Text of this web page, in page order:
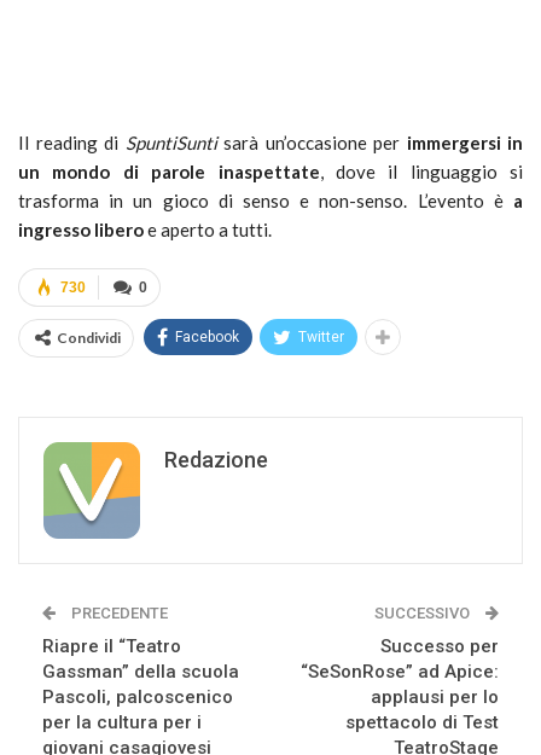
Il reading di SpuntiSuntisarà un’occasione per immergersi in
un mondo di parole inaspettate, dove il linguaggio si
trasforma in un gioco di senso e non-senso. L’evento è a
ingresso liberoe aperto a tutti.
0
730
Condividi Facebook Twitter
Redazione
PRECEDENTE
Riapre il “Teatro
Gassman” della scuola
Pascoli, palcoscenico
per la cultura per i
giovani casagiovesi
SUCCESSIVO
Successo per
“SeSonRose” ad Apice:
applausi per lo
spettacolo di Test
TeatroStage